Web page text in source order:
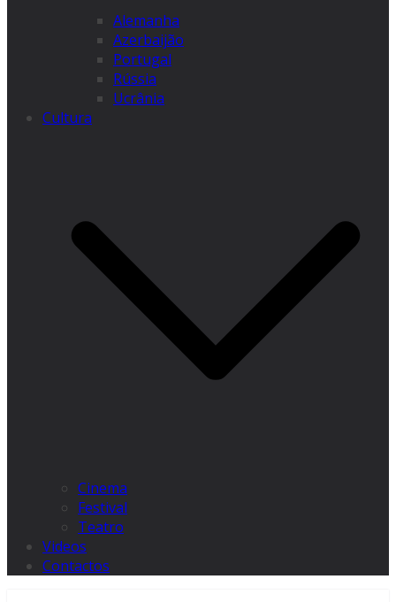
Alemanha
Azerbaijão
Portugal
Rússia
Ucrânia
Cultura
Cinema
Festival
Teatro
Videos
Contactos